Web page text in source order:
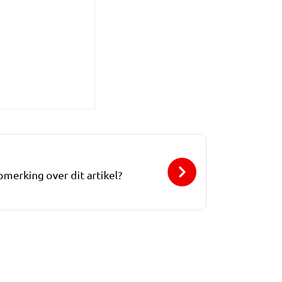
over dit artikel?